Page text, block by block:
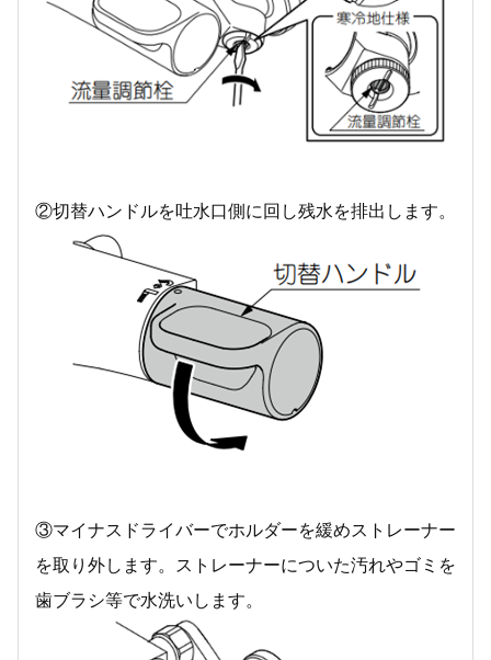
②切替ハンドルを吐水口側に回し残水を排出します。
③マイナスドライバーでホルダーを緩めストレーナー
を取り外します。ストレーナーについた汚れやゴミを
歯ブラシ等で水洗いします。